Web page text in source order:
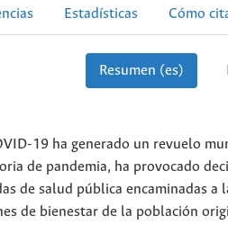
Estadísticas Cómo
Resumen (es)
19 ha generado un revuelo
de pandemia, ha provocado
de salud pública encaminadas a
de bienestar de la población